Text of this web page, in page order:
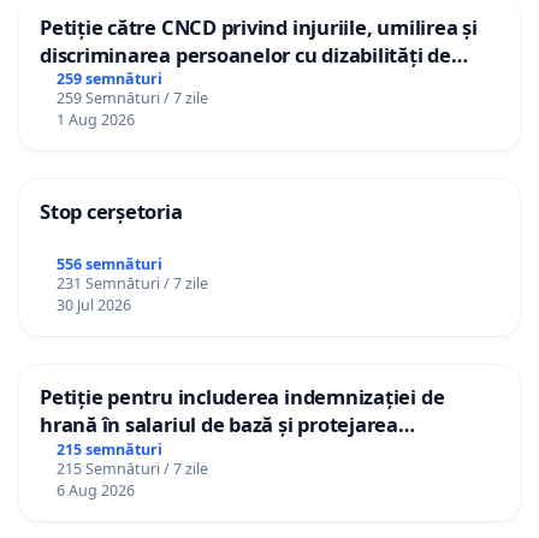
Petiție către CNCD privind injuriile, umilirea și
discriminarea persoanelor cu dizabilități de
către utilizatorul TikTok „Gorici”
259 semnături
259 Semnături / 7 zile
1 Aug 2026
Stop cerșetoria
556 semnături
231 Semnături / 7 zile
30 Jul 2026
Petiție pentru includerea indemnizației de
hrană în salariul de bază și protejarea
gradațiilor de vechime pentru asistenții
personali
215 semnături
215 Semnături / 7 zile
6 Aug 2026